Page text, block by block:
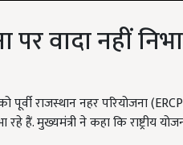
वादा नहीं
राजस्थान नहर परियोजना
हैं. मुख्यमंत्री ने कहा कि राष्ट्रीय